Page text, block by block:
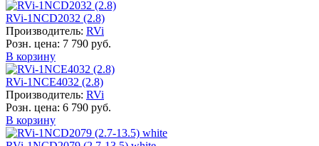
RVi-1NCD2032 (2.8)
Производитель: RVi
Розн. цена: 7 790 руб.
В корзину
RVi-1NCE4032 (2.8)
Производитель: RVi
Розн. цена: 6 790 руб.
В корзину